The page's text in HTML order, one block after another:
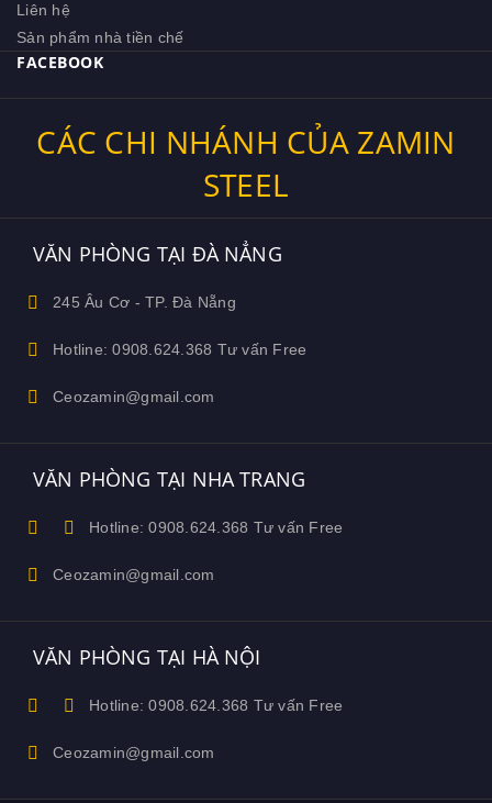
Liên hệ
Sản phẩm nhà tiền chế
FACEBOOK
CÁC CHI NHÁNH CỦA ZAMIN
STEEL
VĂN PHÒNG TẠI ĐÀ NẲNG
245 Âu Cơ - TP. Đà Nẵng
Hotline: 0908.624.368 Tư vấn Free
Ceozamin@gmail.com
VĂN PHÒNG TẠI NHA TRANG
Hotline: 0908.624.368 Tư vấn Free
Ceozamin@gmail.com
VĂN PHÒNG TẠI HÀ NỘI
Hotline: 0908.624.368 Tư vấn Free
Ceozamin@gmail.com